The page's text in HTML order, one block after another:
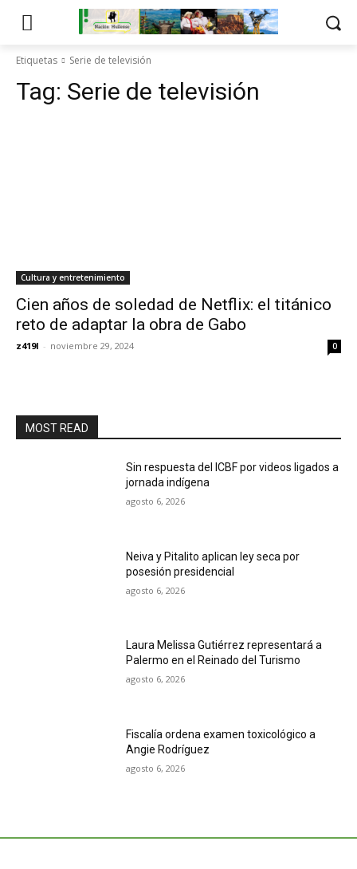
Etiquetas Serie de televisión
Tag: Serie de televisión
Cultura y entretenimiento
Cien años de soledad de Netflix: el titánico
reto de adaptar la obra de Gabo
z419l - noviembre 29, 2024 0
MOST READ
Sin respuesta del ICBF por videos ligados a
jornada indígena
agosto 6, 2026
Neiva y Pitalito aplican ley seca por
posesión presidencial
agosto 6, 2026
Laura Melissa Gutiérrez representará a
Palermo en el Reinado del Turismo
agosto 6, 2026
Fiscalía ordena examen toxicológico a
Angie Rodríguez
agosto 6, 2026